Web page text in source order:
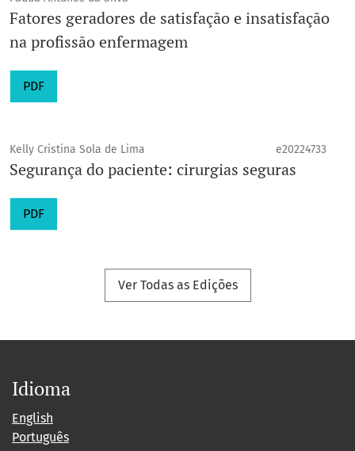
Fatores geradores de satisfação e insatisfação
na profissão enfermagem
PDF
Kelly Cristina Sola de Lima e20224733
Segurança do paciente: cirurgias seguras
PDF
Ver Todas as Edições
Idioma
English
Português